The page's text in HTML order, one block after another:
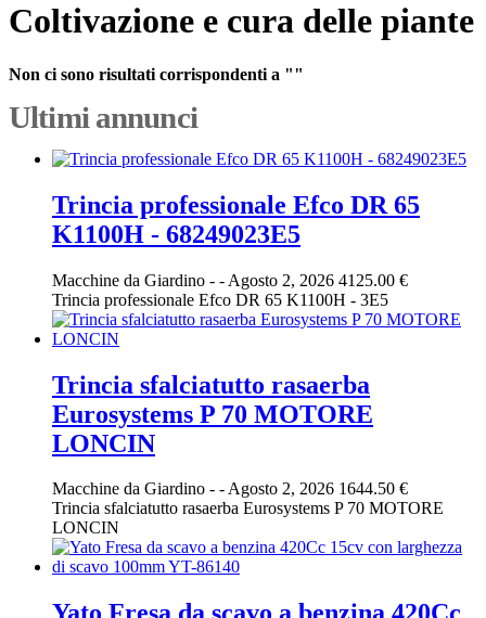
Coltivazione e cura delle piante
Non ci sono risultati corrispondenti a ""
Ultimi annunci
Trincia professionale Efco DR 65
K1100H - 68249023E5
Macchine da Giardino - - Agosto 2, 2026 4125.00 €
Trincia professionale Efco DR 65 K1100H - 3E5
Trincia sfalciatutto rasaerba
Eurosystems P 70 MOTORE
LONCIN
Macchine da Giardino - -Agosto 2, 2026 1644.50 €
Trincia sfalciatutto rasaerba Eurosystems P 70 MOTORE
LONCIN